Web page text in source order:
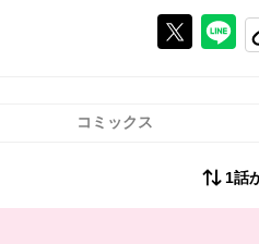
Xで投稿
ラ
コミックス
1話